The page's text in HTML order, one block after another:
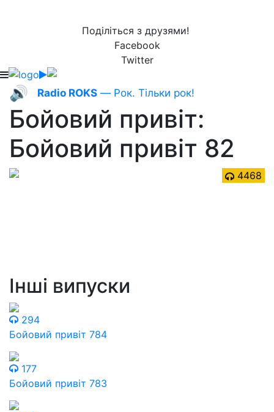
Поділіться з друзями!
Facebook
Twitter
🔊 Radio ROKS — Рок. Тільки рок!
Бойовий привіт:
Бойовий привіт 82
4468
Інші випуски
294
Бойовий привіт 784
177
Бойовий привіт 783